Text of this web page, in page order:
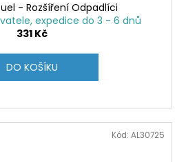
- Rozšíření Odpadlíci
expedice do 3 - 6 dnů
331 Kč
DO KOŠÍKU
Kód: AL30725